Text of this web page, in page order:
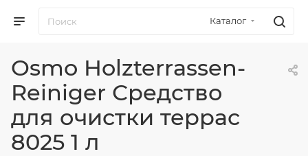
Каталог
Osmo Holzterrassen-
Reiniger Средство
для очистки террас
8025 1 л